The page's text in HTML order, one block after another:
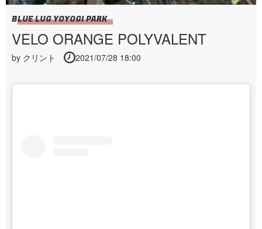
BLUE LUG YOYOGI PARK
VELO ORANGE POLYVALENT
by クリント 2021/07/28 18:00